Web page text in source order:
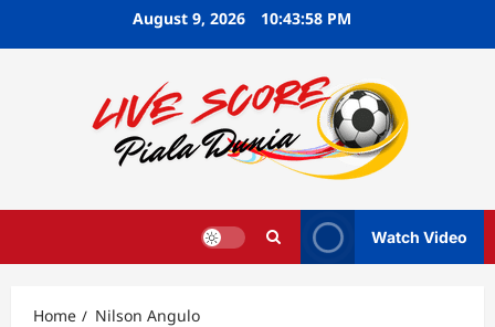
August 9, 2026 10:43:59 PM
Watch Video
Home Nilson Angulo